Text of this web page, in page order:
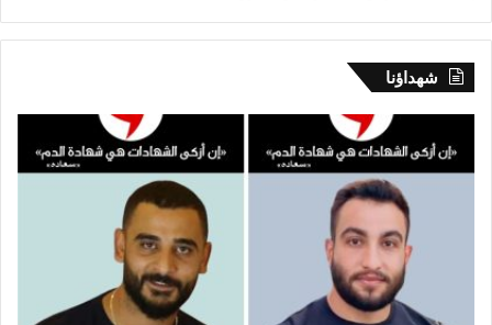
شهداؤنا